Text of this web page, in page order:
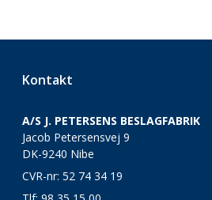
Kontakt
A/S J. PETERSENS BESLAGFABRIK
Jacob Petersensvej 9
DK-9240 Nibe
CVR-nr: 52 74 34 19